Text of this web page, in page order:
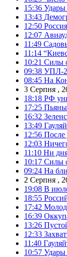
15:36 Удары
13:43
12:50
12:07
11:49
11:14
10:21 Силы
09:38 УПЛ-
08:45 На
3 Серпня ,
18:18 РФ
17:25
16:32
13:49
12:56 После
12:03
11:10 Ни
10:17 Силы
09:24 На
2 Серпня ,
19:08 В
18:55
17:42
16:39
13:26
12:33
11:40
10:57 Удары